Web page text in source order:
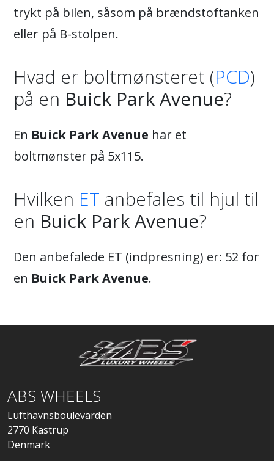
trykt på bilen, såsom på brændstoftanken
eller på B-stolpen.
Hvad er boltmønsteret (PCD)
på en Buick Park Avenue?
En Buick Park Avenue har et
boltmønster på 5x115.
Hvilken ET anbefales til hjul til
en Buick Park Avenue?
Den anbefalede ET (indpresning) er: 52 for
en Buick Park Avenue.
ABS WHEELS
Lufthavnsboulevarden
2770 Kastrup
Denmark